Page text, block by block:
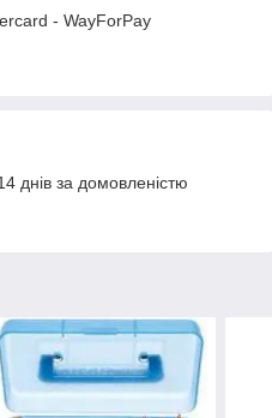
- WayForPay
днів за домовленістю